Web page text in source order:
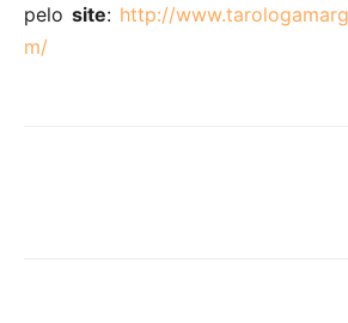
pelo site: http://
m/